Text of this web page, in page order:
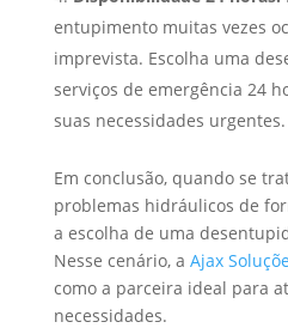
entupimento muitas vezes
imprevista. Escolha uma
serviços de emergência 24
suas necessidades urgentes.
Em conclusão, quando se
problemas hidráulicos de
a escolha de uma
Nesse cenário, a Ajax
como a parceira ideal para
necessidades.